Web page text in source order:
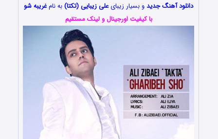
دانلود آهنگ جدیدو بسیار زیبایعلی زیبایی (تکتا)به نامغریبه شو
با کیفیت اورجینال و لینک مستقیم